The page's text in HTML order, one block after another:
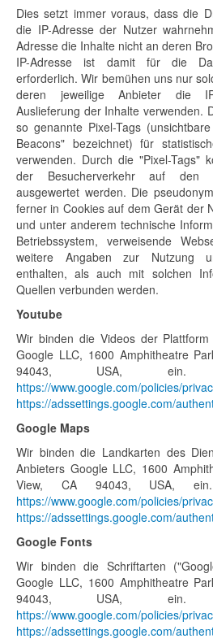
Dies setzt immer voraus, dass die
die IP-Adresse der Nutzer
Adresse die Inhalte nicht an deren
IP-Adresse ist damit für die
erforderlich. Wir bemühen uns nur
deren jeweilige Anbieter die
Auslieferung der Inhalte verwenden.
so genannte Pixel-Tags
Beacons" bezeichnet) für
verwenden. Durch die "Pixel-Tags"
der Besucherverkehr auf den
ausgewertet werden. Die
ferner in Cookies auf dem Gerät der
und unter anderem technische
Betriebssystem, verweisende
weitere Angaben zur Nutzung
enthalten, als auch mit solchen
Quellen verbunden werden.
Youtube
Wir binden die Videos der Plattform
Google LLC, 1600 Amphitheatre
94043, USA, ein.
https://www.google.com/policies/
https://adssettings.google.com/
Google Maps
Wir binden die Landkarten des
Anbieters Google LLC, 1600
View, CA 94043, USA, ein.
https://www.google.com/policies/
https://adssettings.google.com/
Google Fonts
Wir binden die Schriftarten
Google LLC, 1600 Amphitheatre
94043, USA, ein.
https://www.google.com/policies/
https://adssettings.google.com/